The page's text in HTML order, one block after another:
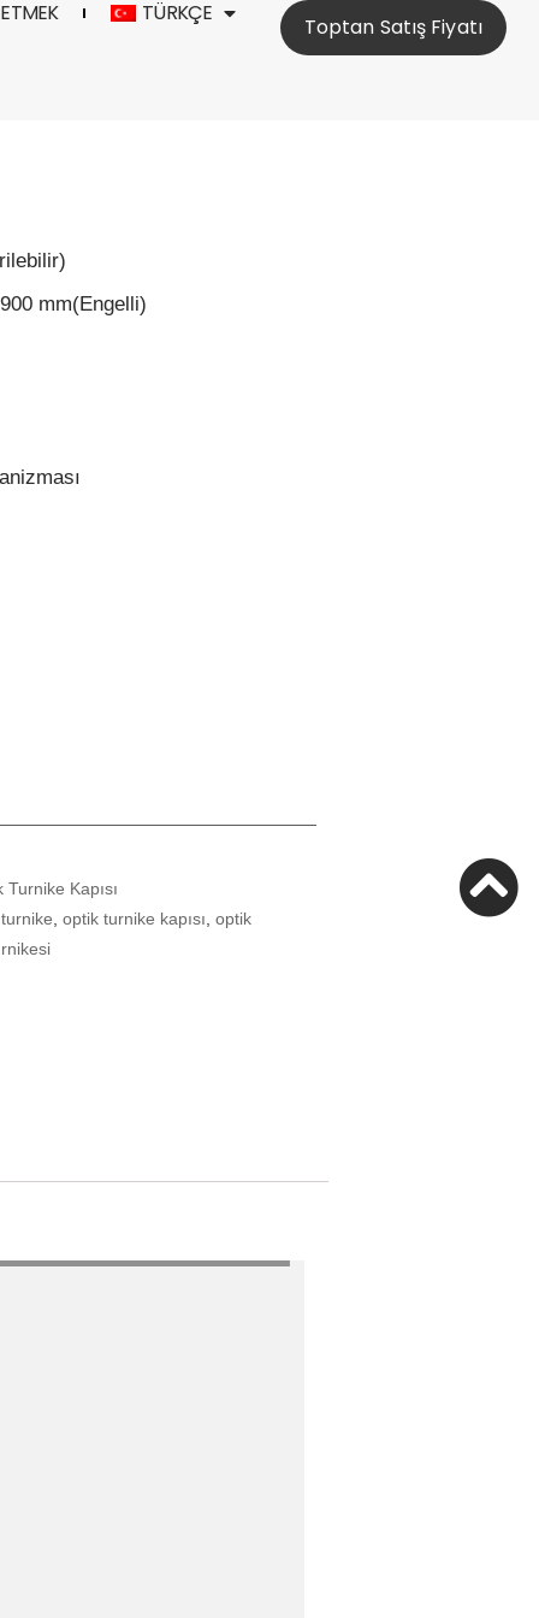
TÜRKÇE
Toptan Satış Fiyatı
mm(Engelli)
Turnike Kapısı
, optik turnike kapısı, optik